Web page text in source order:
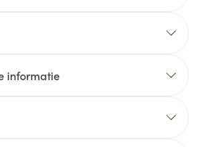
informatie